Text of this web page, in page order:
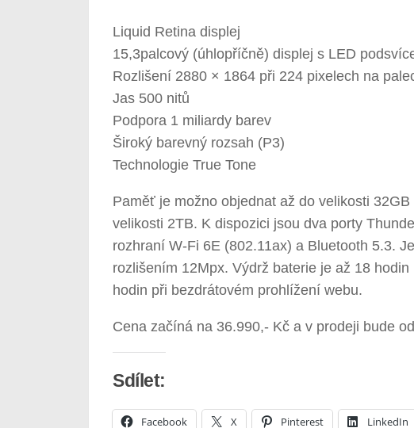
Liquid Retina displej
15,3palcový (úhlopříčně) displej s LED
Rozlišení 2880 × 1864 při 224 pixelech na
Jas 500 nitů
Podpora 1 miliardy barev
Široký barevný rozsah (P3)
Technologie True Tone
Paměť je možno objednat až do velikosti
velikosti 2TB. K dispozici jsou dva porty
rozhraní W‑Fi 6E (802.11ax) a Bluetooth 5.3.
rozlišením 12Mpx. Výdrž baterie je až 18
hodin při bezdrátovém prohlížení webu.
Cena začíná na 36.990,- Kč a v prodeji bude
Sdílet:
Facebook X Pinterest LinkedIn